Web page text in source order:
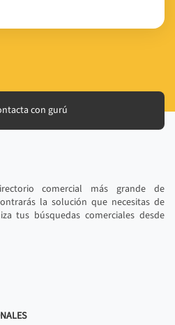
con gurú
comercial más grande de
la solución que necesitas de
tus búsquedas comerciales desde